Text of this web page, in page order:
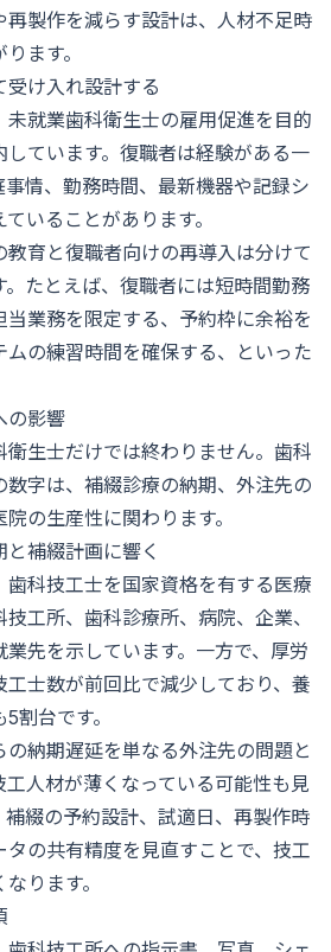
再製作を減らす設計は、人材不足時
ます。
け入れ設計する
未就業歯科衛生士の雇用促進を目的
しています。復職者は経験がある一
情、勤務時間、最新機器や記録シ
いることがあります。
教育と復職者向けの再導入は分けて
たとえば、復職者には短時間勤務
業務を限定する、予約枠に余裕を
の練習時間を確保する、といった
の影響
衛生士だけでは終わりません。歯科
字は、補綴診療の納期、外注先の
の生産性に関わります。
補綴計画に響く
歯科技工士を国家資格を有する医療
工所、歯科診療所、病院、企業、
先を示しています。一方で、厚労
士数が前回比で減少しており、養
割台です。
納期遅延を単なる外注先の問題と
工人材が薄くなっている可能性も見
補綴の予約設計、試適日、再製作時
の共有精度を見直すことで、技工
ります。